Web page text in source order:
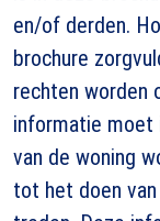
en/of derden.
brochure
rechten worden
informatie moet
van de woning
tot het doen